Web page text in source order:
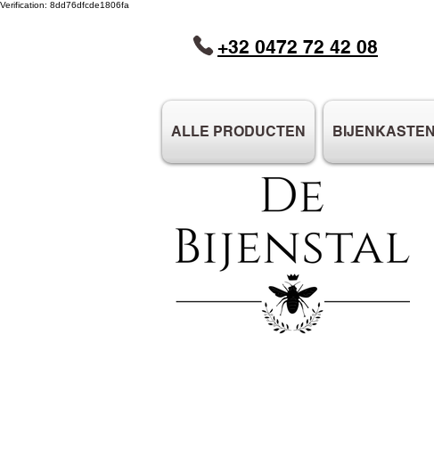
Verification: 8dd76dfcde1806fa
+32 0472 72 42 08
ALLE PRODUCTEN BIJENKASTEN